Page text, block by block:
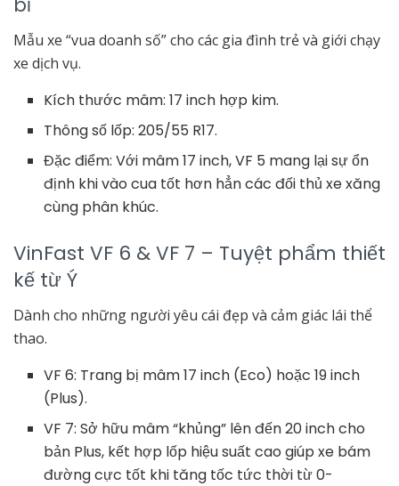
Mẫu xe “vua doanh số” cho các gia đình trẻ và giới chạy
xe dịch vụ.
Kích thước mâm: 17 inch hợp kim.
Thông số lốp: 205/55 R17.
Đặc điểm: Với mâm 17 inch, VF 5 mang lại sự ổn
định khi vào cua tốt hơn hẳn các đối thủ xe xăng
cùng phân khúc.
VinFast VF 6 & VF 7 – Tuyệt phẩm thiết
kế từ Ý
Dành cho những người yêu cái đẹp và cảm giác lái thể
thao.
VF 6: Trang bị mâm 17 inch (Eco) hoặc 19 inch
(Plus).
VF 7: Sở hữu mâm “khủng” lên đến 20 inch cho
bản Plus, kết hợp lốp hiệu suất cao giúp xe bám
đường cực tốt khi tăng tốc tức thời từ 0-